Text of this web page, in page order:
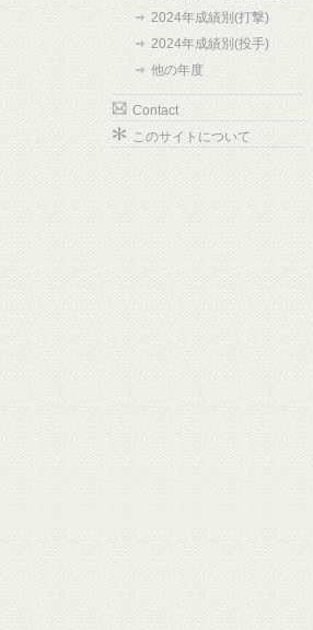
2024年成績別(打撃)
2024年成績別(投手)
他の年度
Contact
このサイトについて